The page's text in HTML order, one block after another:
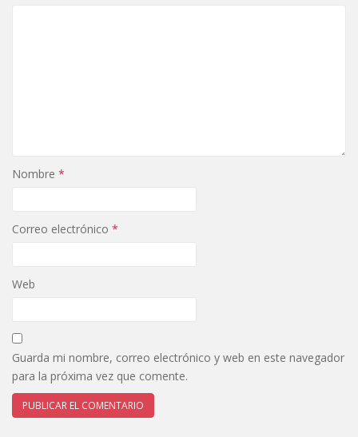
Nombre *
Correo electrónico *
Web
Guarda mi nombre, correo electrónico y web en este navegador
para la próxima vez que comente.